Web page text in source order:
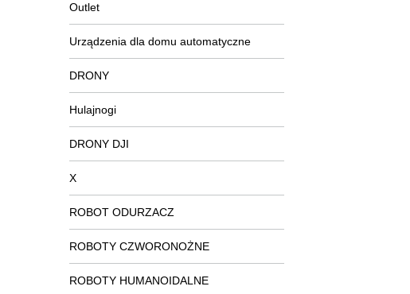
Outlet
Urządzenia dla domu automatyczne
DRONY
Hulajnogi
DRONY DJI
X
ROBOT ODURZACZ
ROBOTY CZWORONOŻNE
ROBOTY HUMANOIDALNE